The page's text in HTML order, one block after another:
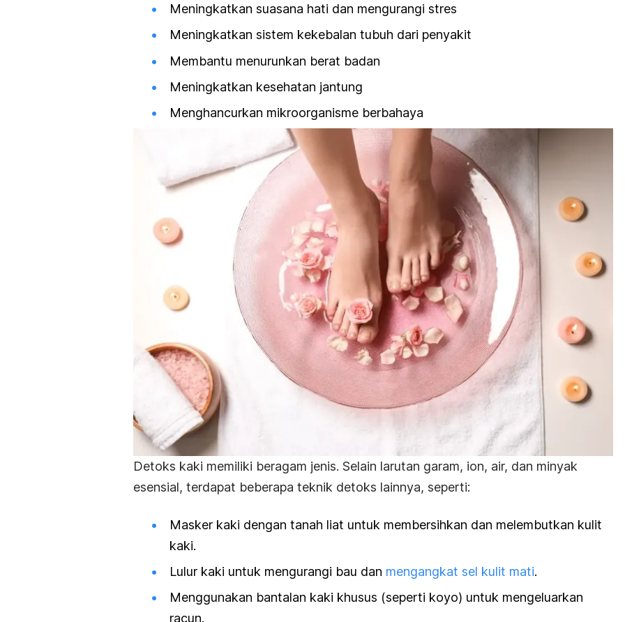
Meningkatkan suasana hati dan mengurangi stres
Meningkatkan sistem kekebalan tubuh dari penyakit
Membantu menurunkan berat badan
Meningkatkan kesehatan jantung
Menghancurkan mikroorganisme berbahaya
Detoks kaki memiliki beragam jenis. Selain larutan garam, ion, air, dan minyak
esensial, terdapat beberapa teknik detoks lainnya, seperti:
Masker kaki dengan tanah liat untuk membersihkan dan melembutkan kulit
kaki.
Lulur kaki untuk mengurangi bau dan mengangkat sel kulit mati.
Menggunakan bantalan kaki khusus (seperti koyo) untuk mengeluarkan
racun.